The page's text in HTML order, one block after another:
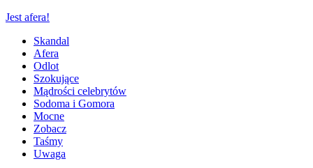
Jest afera!
Skandal
Afera
Odlot
Szokujące
Mądrości celebrytów
Sodoma i Gomora
Mocne
Zobacz
Taśmy
Uwaga